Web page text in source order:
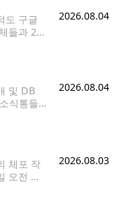
도 구글
들과 2천
2026.08.04
및 DB
식통들
2026.08.04
체포 작
오전 시
2026.08.03